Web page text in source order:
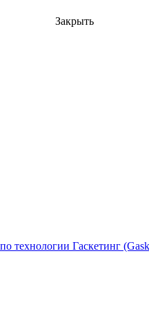
Закрыть
технологии Гаскетинг